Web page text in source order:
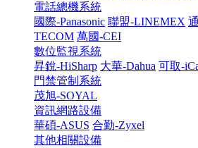
電話總機系統
國際-Panasonic 聯盟-LINEMEX
TECOM 萬國-CEI
數位監視系統
昇銳-HiSharp 大華-Dahua 可取-
門禁管制系統
茂旭-SOYAL
資訊網路設備
華碩-ASUS 合勤-Zyxel
其他相關設備